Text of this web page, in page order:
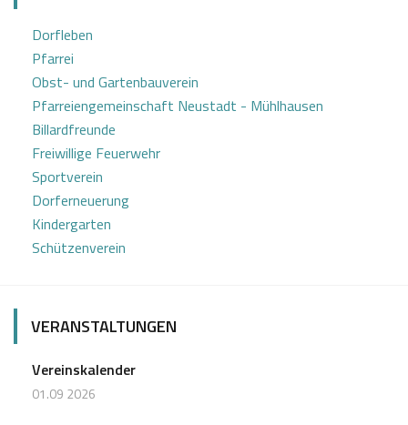
Dorfleben
Pfarrei
Obst- und Gartenbauverein
Pfarreiengemeinschaft Neustadt - Mühlhausen
Billardfreunde
Freiwillige Feuerwehr
Sportverein
Dorferneuerung
Kindergarten
Schützenverein
VERANSTALTUNGEN
Vereinskalender
01.09 2026